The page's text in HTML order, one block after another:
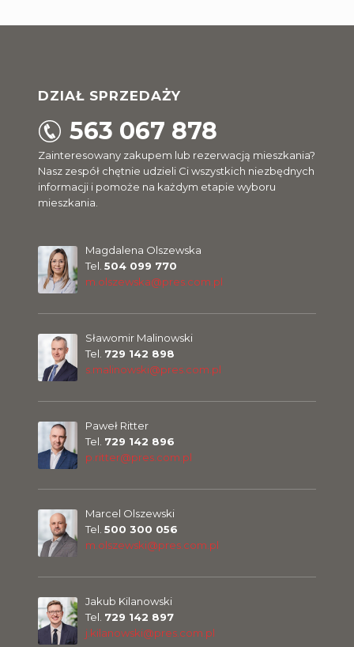
DZIAŁ SPRZEDAŻY
563 067 878
Zainteresowany zakupem lub rezerwacją mieszkania?
Nasz zespół chętnie udzieli Ci wszystkich niezbędnych
informacji i pomoże na każdym etapie wyboru
mieszkania.
Magdalena Olszewska
Tel. 504 099 770
m.olszewska@pres.com.pl
Sławomir Malinowski
Tel. 729 142 898
s.malinowski@pres.com.pl
Paweł Ritter
Tel. 729 142 896
p.ritter@pres.com.pl
Marcel Olszewski
Tel. 500 300 056
m.olszewski@pres.com.pl
Jakub Kilanowski
Tel. 729 142 897
j.kilanowski@pres.com.pl